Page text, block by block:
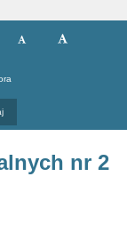
nr 2